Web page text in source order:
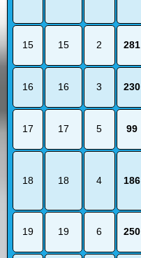
15 15 2 281
16 16 3 230
17 17 5 99
18 18 4 186
19 19 6 250